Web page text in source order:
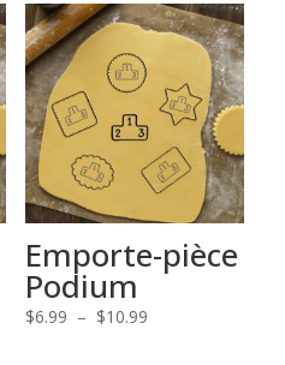
$6.99
$10.99
Emporte-pièce
Podium
$6.99 – $10.99Plage